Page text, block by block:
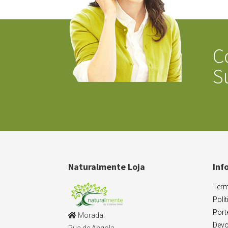
Naturalmente Loja
Morada: